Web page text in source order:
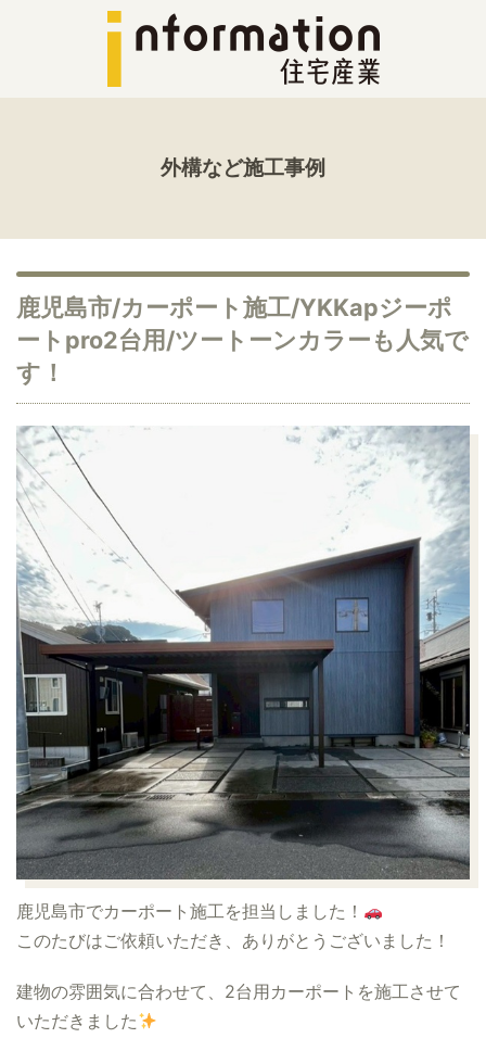
外構など施工事例
鹿児島市/カーポート施工/YKKapジーポ
ートpro2台用/ツートーンカラーも人気で
す！
鹿児島市でカーポート施工を担当しました！
このたびはご依頼いただき、ありがとうございました！
建物の雰囲気に合わせて、2台用カーポートを施工させて
いただきました